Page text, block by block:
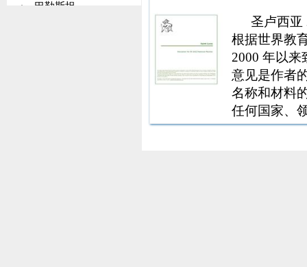
巴勒斯坦
圣卢西亚
根据世界教
2000 年以
意见是作者
名称和材料
任何国家、
界或边界划